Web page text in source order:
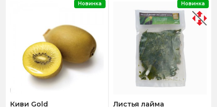
Киви Gold
Новинка
Листья лайма
Новинка